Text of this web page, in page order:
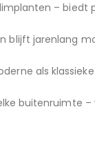
– biedt
blijft jarenlang
als
buitenruimte